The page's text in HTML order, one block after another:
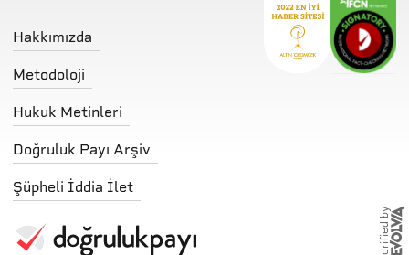
Hakkımızda
Metodoloji
Hukuk Metinleri
Doğruluk Payı Arşiv
Şüpheli İddia İlet
storified by